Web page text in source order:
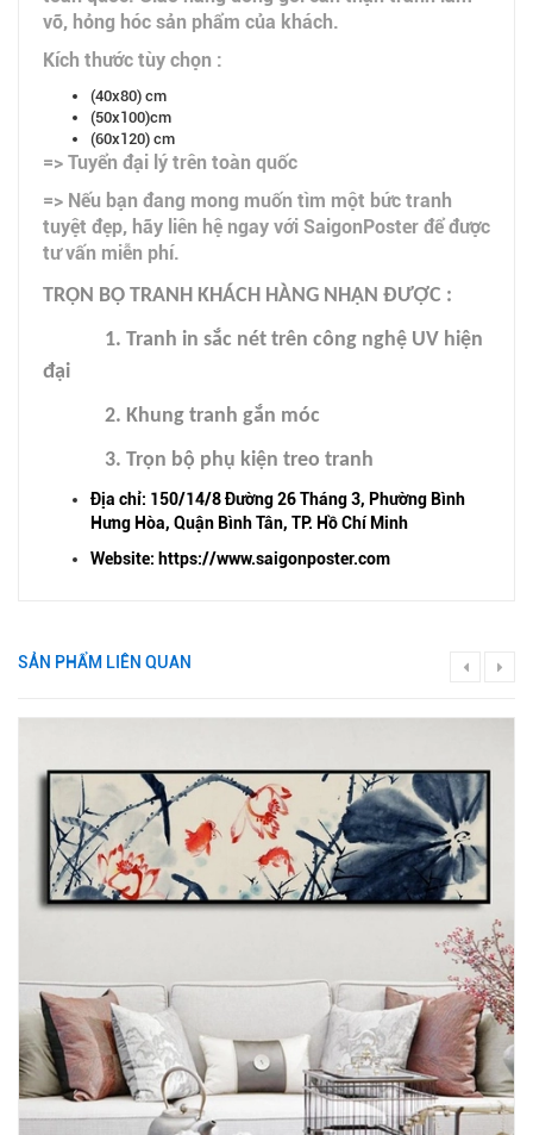
vỡ, hỏng hóc sản phẩm của khách.
Kích thước tùy chọn :
(40x80) cm
(50x100)cm
(60x120) cm
=> Tuyển đại lý trên toàn quốc
=> Nếu bạn đang mong muốn tìm một bức tranh
tuyệt đẹp, hãy liên hệ ngay với SaigonPoster để được
tư vấn miễn phí.
TRỌN BỘ TRANH KHÁCH HÀNG NHẬN ĐƯỢC :
1. Tranh in sắc nét trên công nghệ UV hiện
đại
2. Khung tranh gắn móc
3. Trọn bộ phụ kiện treo tranh
Địa chỉ: 150/14/8 Đường 26 Tháng 3, Phường Bình
Hưng Hòa, Quận Bình Tân, TP. Hồ Chí Minh
Website: https://www.saigonposter.com
SẢN PHẨM LIÊN QUAN